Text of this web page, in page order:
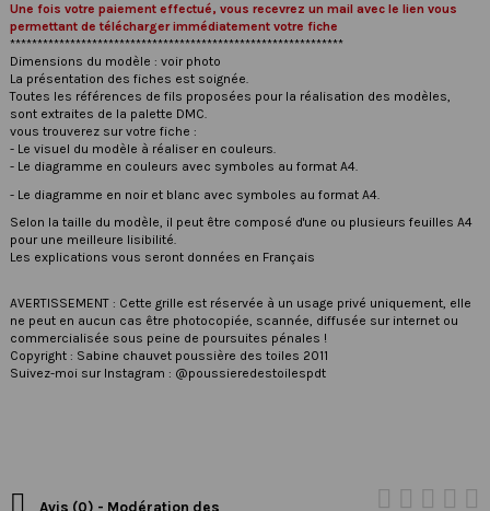
Une fois votre paiement effectué, vous recevrez un mail avec le lien vous
permettant de télécharger immédiatement votre fiche
*************************************************************
Dimensions du modèle : voir photo
La présentation des fiches est soignée.
Toutes les références de fils proposées pour la réalisation des modèles,
sont extraites de la palette DMC.
vous trouverez sur votre fiche :
- Le visuel du modèle à réaliser en couleurs.
- Le diagramme en couleurs avec symboles au format A4.
- Le diagramme en noir et blanc avec symboles au format A4.
Selon la taille du modèle, il peut être composé d'une ou plusieurs feuilles A4
pour une meilleure lisibilité.
Les explications vous seront données en Français
AVERTISSEMENT : Cette grille est réservée à un usage privé uniquement, elle
ne peut en aucun cas être photocopiée, scannée, diffusée sur internet ou
commercialisée sous peine de poursuites pénales !
Copyright : Sabine chauvet poussière des toiles 2011
Suivez-moi sur Instagram : @poussieredestoilespdt
 Avis (0) - Modération des